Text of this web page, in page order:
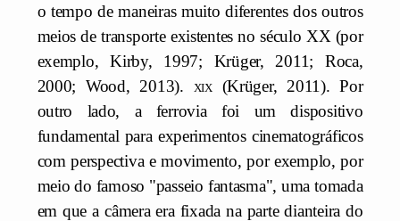
o tempo de maneiras muito diferentes dos outros
meios de transporte existentes no século XX (por
exemplo, Kirby, 1997; Krüger, 2011; Roca,
2000; Wood, 2013). xix(Krüger, 2011). Por
outro lado, a ferrovia foi um dispositivo
fundamental para experimentos cinematográficos
com perspectiva e movimento, por exemplo, por
meio do famoso "passeio fantasma", uma tomada
em que a câmera era fixada na parte dianteira do